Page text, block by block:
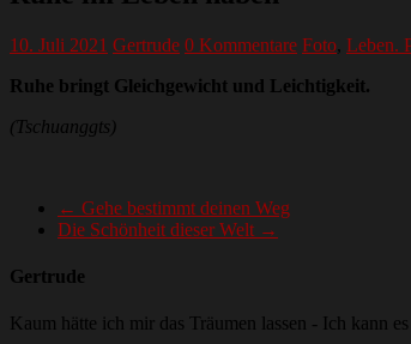
10. Juli 2021 Gertrude 0 Kommentare Foto, Leben.
Ruhe bringt Gleichgewicht und Leichtigkeit.
(Tschuanggts)
← Gehe bestimmt deinen Weg
Die Schönheit dieser Welt →
Gertrude
Kaum hätte ich mir das Träumen lassen - Ich kann es